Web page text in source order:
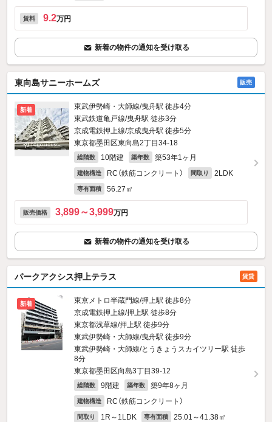
賃料 9.2万円
新着の物件の通知を受け取る
東向島サニーホームズ 販売
新着
東武伊勢崎・大師線/曳舟駅 徒歩4分
東武鉄道亀戸線/曳舟駅 徒歩3分
京成電鉄押上線/京成曳舟駅 徒歩5分
東京都墨田区東向島2丁目34-18
総階数 10階建 築年数 築53年1ヶ月
建物構造 RC（鉄筋コンクリート） 間取り 2LDK
専有面積 56.27㎡
販売価格 3,899～3,999万円
新着の物件の通知を受け取る
パークアクシス押上テラス 賃貸
新着
東京メトロ半蔵門線/押上駅 徒歩8分
京成電鉄押上線/押上駅 徒歩8分
東京都浅草線/押上駅 徒歩9分
東武伊勢崎・大師線/曳舟駅 徒歩9分
東武伊勢崎・大師線/とうきょうスカイツリー駅 徒歩
8分
東京都墨田区向島3丁目39-12
総階数 9階建 築年数 築9年8ヶ月
建物構造 RC（鉄筋コンクリート）
間取り 1R～1LDK 専有面積 25.01～41.38㎡